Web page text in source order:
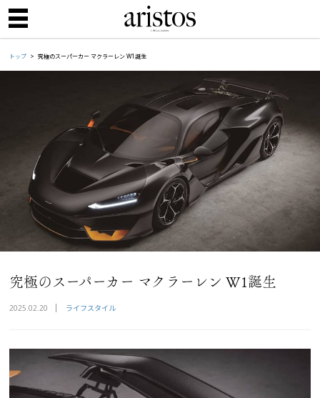
トップ 究極のスーパーカー マクラーレン W1誕生
究極のスーパーカー マクラーレン W1誕生
2025.02.20 ライフスタイル